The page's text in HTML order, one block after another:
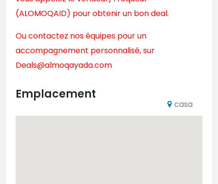
(ALOMOQAID) pour obtenir un bon deal.
Ou contactez nos équipes pour un
accompagnement personnalisé, sur
Deals@almoqayada.com
Emplacement
casa